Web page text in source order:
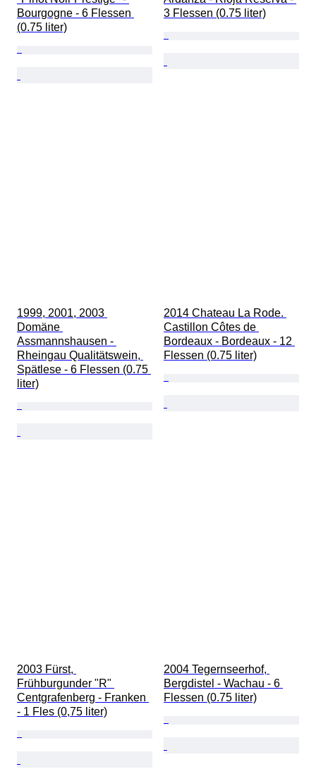
Bourgogne - 6 Flessen
(0.75 liter)
3 Flessen (0.75 liter)
1999, 2001, 2003
Domäne
Assmannshausen -
Rheingau Qualitätswein,
Spätlese - 6 Flessen (0.75
liter)
2014 Chateau La Rode.
Castillon Côtes de
Bordeaux - Bordeaux - 12
Flessen (0.75 liter)
2003 Fürst,
Frühburgunder "R"
Centgrafenberg - Franken
- 1 Fles (0,75 liter)
2004 Tegernseerhof,
Bergdistel - Wachau - 6
Flessen (0.75 liter)